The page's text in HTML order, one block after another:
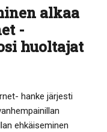
alkaa
-
huoltajat
hanke järjesti
ehkäiseminen